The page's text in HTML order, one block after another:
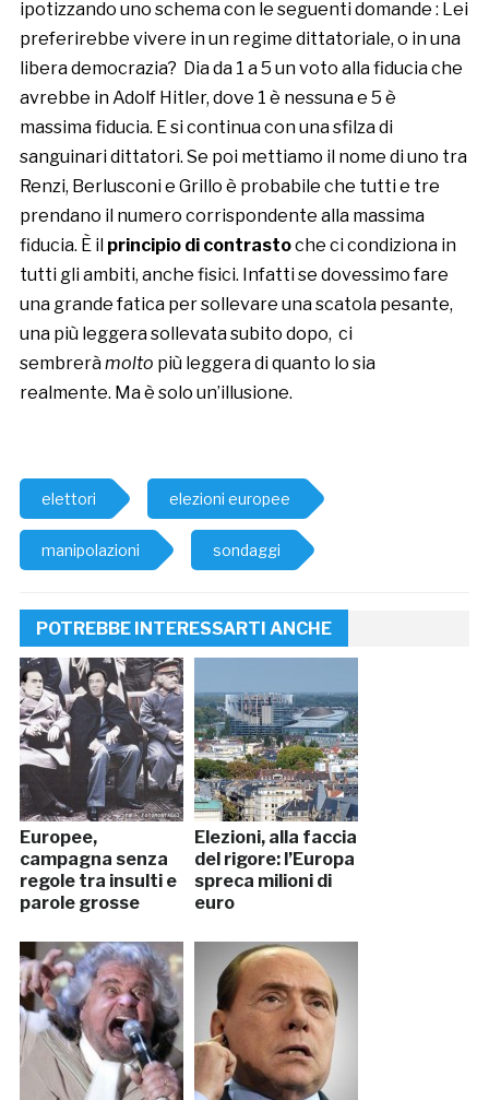
ipotizzando uno schema con le seguenti domande : Lei
preferirebbe vivere in un regime dittatoriale, o in una
libera democrazia? Dia da 1 a 5 un voto alla fiducia che
avrebbe in Adolf Hitler, dove 1 è nessuna e 5 è
massima fiducia. E si continua con una sfilza di
sanguinari dittatori. Se poi mettiamo il nome di uno tra
Renzi, Berlusconi e Grillo è probabile che tutti e tre
prendano il numero corrispondente alla massima
fiducia. È il principio di contrastoche ci condiziona in
tutti gli ambiti, anche fisici. Infatti se dovessimo fare
una grande fatica per sollevare una scatola pesante,
una più leggera sollevata subito dopo, ci
sembreràmolto più leggera di quanto lo sia
realmente. Ma è solo un’illusione.
elettori elezioni europee
manipolazioni sondaggi
POTREBBE INTERESSARTI ANCHE
Europee,
campagna senza
regole tra insulti e
parole grosse
Elezioni, alla faccia
del rigore: l’Europa
spreca milioni di
euro